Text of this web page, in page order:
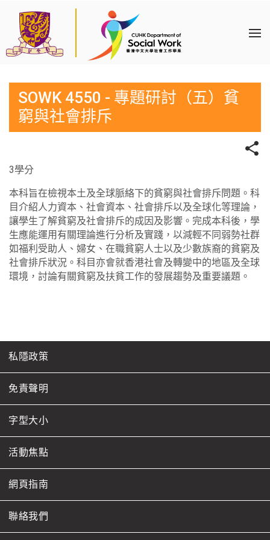
SOWK 4550 - 專題研討（五）貧
窮與社會排斥
3學分
本科旨在檢視本土及全球脈絡下的貧窮與社會排斥問題。科
目介紹人力資本、社會資本、社會排斥以及全球化等理論，
讓學生了解貧窮及社會排斥的成因及影響。完成本科後，學
生應能運用有關理論進行分析及實踐，以減輕不同弱勢社群
如福利受助人、婦女、在職貧窮人士以及少數族裔的貧窮及
社會排斥狀況。科目亦會就香港社會及轉變中的地區及全球
環境，討論有關貧窮及扶貧工作的發展趨勢及重要議題。
私隱政策
免責聲明
字型大小
活動焦點
網頁指南
聯絡我們